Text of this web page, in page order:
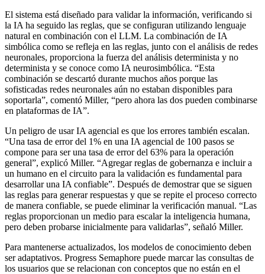
El sistema está diseñado para validar la información, verificando si
la IA ha seguido las reglas, que se configuran utilizando lenguaje
natural en combinación con el LLM. La combinación de IA
simbólica como se refleja en las reglas, junto con el análisis de redes
neuronales, proporciona la fuerza del análisis determinista y no
determinista y se conoce como IA neurosimbólica. “Esta
combinación se descartó durante muchos años porque las
sofisticadas redes neuronales aún no estaban disponibles para
soportarla”, comentó Miller, “pero ahora las dos pueden combinarse
en plataformas de IA”.
Un peligro de usar IA agencial es que los errores también escalan.
“Una tasa de error del 1% en una IA agencial de 100 pasos se
compone para ser una tasa de error del 63% para la operación
general”, explicó Miller. “Agregar reglas de gobernanza e incluir a
un humano en el circuito para la validación es fundamental para
desarrollar una IA confiable”. Después de demostrar que se siguen
las reglas para generar respuestas y que se repite el proceso correcto
de manera confiable, se puede eliminar la verificación manual. “Las
reglas proporcionan un medio para escalar la inteligencia humana,
pero deben probarse inicialmente para validarlas”, señaló Miller.
Para mantenerse actualizados, los modelos de conocimiento deben
ser adaptativos. Progress Semaphore puede marcar las consultas de
los usuarios que se relacionan con conceptos que no están en el